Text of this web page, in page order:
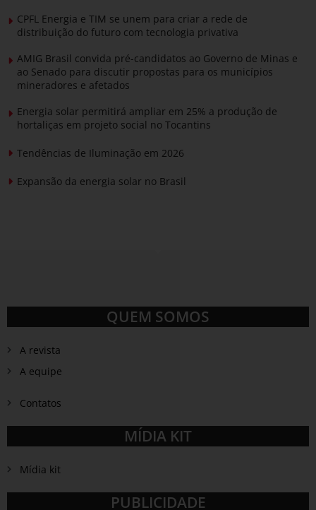
CPFL Energia e TIM se unem para criar a rede de
distribuição do futuro com tecnologia privativa
AMIG Brasil convida pré-candidatos ao Governo de Minas e
ao Senado para discutir propostas para os municípios
mineradores e afetados
Energia solar permitirá ampliar em 25% a produção de
hortaliças em projeto social no Tocantins
Tendências de Iluminação em 2026
Expansão da energia solar no Brasil
QUEM SOMOS
A revista
A equipe
Contatos
MÍDIA KIT
Mídia kit
PUBLICIDADE